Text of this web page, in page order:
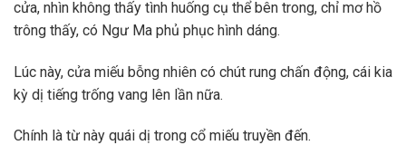
cửa, nhìn không thấy tình huống cụ thể bên trong, chỉ mơ hồ
trông thấy, có Ngư Ma phủ phục hình dáng.
Lúc này, cửa miếu bỗng nhiên có chút rung chấn động, cái kia
kỳ dị tiếng trống vang lên lần nữa.
Chính là từ này quái dị trong cổ miếu truyền đến.